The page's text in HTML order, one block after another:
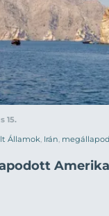
15.
Államok, Irán,